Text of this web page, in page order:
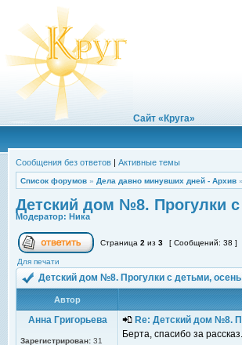
Сайт «Круга»
Сообщения без ответов | Активные темы
Список форумов » Дела давно минувших дней - Архив »
Детский дом №8. Прогулки
Модератор: Ника
Страница 2 из 3 [ Сообщений: 38 ]
Для печати
Детский дом №8. Прогулки с детьми, осень
Автор
Анна Григорьева
Зарегистрирован: 31
Re: Детский дом №8.
Берта, спасибо за